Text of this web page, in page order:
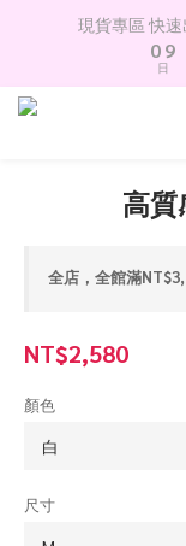
現貨專區 快速
1
09
8
3
0
日
高質
全店，全館滿
NT$2,580
顏色
尺寸